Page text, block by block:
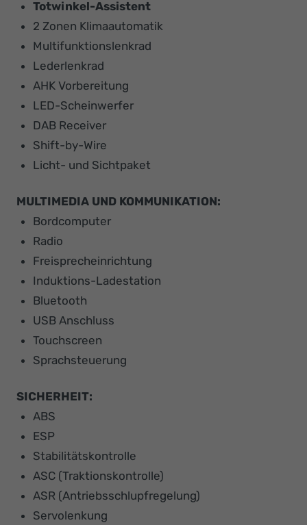
Totwinkel-Assistent
2 Zonen Klimaautomatik
Multifunktionslenkrad
Lederlenkrad
AHK Vorbereitung
LED-Scheinwerfer
DAB Receiver
Shift-by-Wire
Licht- und Sichtpaket
MULTIMEDIA UND KOMMUNIKATION:
Bordcomputer
Radio
Freisprecheinrichtung
Induktions-Ladestation
Bluetooth
USB Anschluss
Touchscreen
Sprachsteuerung
SICHERHEIT:
ABS
ESP
Stabilitätskontrolle
ASC (Traktionskontrolle)
ASR (Antriebsschlupfregelung)
Servolenkung